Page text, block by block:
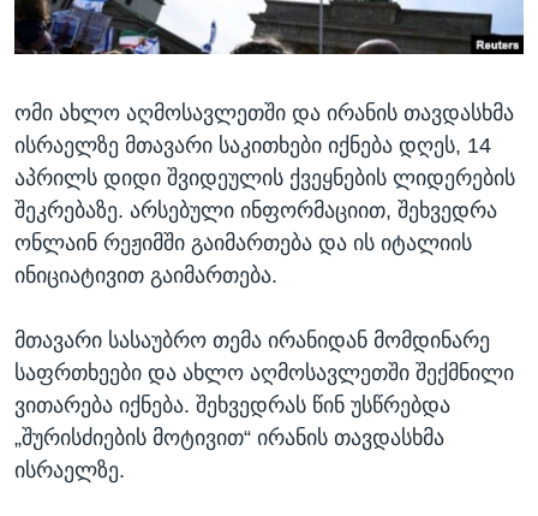
ᲛᲔᲪᲜᲘᲔᲠᲔᲑᲐ
ᲙᲣᲚᲢᲣᲠᲐ
ᲒᲐᲚᲘᲚᲔᲝ
ᲓᲔᲖᲘᲜᲤᲝᲠᲛᲐᲪᲘᲐ
ᲗᲕᲐᲚᲘ ᲒᲕᲐᲓᲔᲕᲜᲔᲗ
ენები
ომი ახლო აღმოსავლეთში და ირანის თავდასხმა
ისრაელზე მთავარი საკითხები იქნება დღეს, 14
აპრილს დიდი შვიდეულის ქვეყნების ლიდერების
შეკრებაზე. არსებული ინფორმაციით, შეხვედრა
ონლაინ რეჟიმში გაიმართება და ის იტალიის
ინიციატივით გაიმართება.
მთავარი სასაუბრო თემა ირანიდან მომდინარე
საფრთხეები და ახლო აღმოსავლეთში შექმნილი
ვითარება იქნება. შეხვედრას წინ უსწრებდა
„შურისძიების მოტივით“ ირანის თავდასხმა
ისრაელზე.